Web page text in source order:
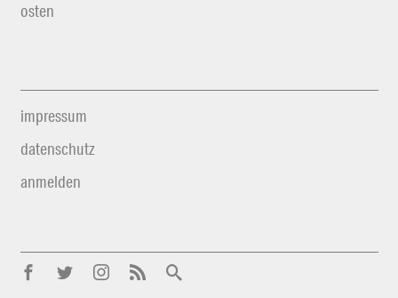
osten
impressum
datenschutz
anmelden